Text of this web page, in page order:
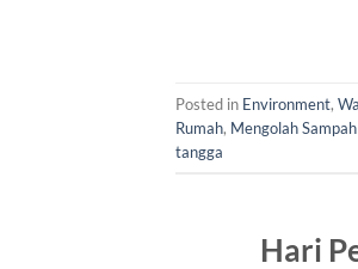
Posted in Environment,
Rumah, Mengolah
tangga
Hari